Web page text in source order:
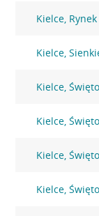
Kielce,
Kielce,
Kielce,
Kielce,
Kielce,
Kielce,